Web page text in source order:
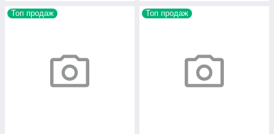
Топ продаж Топ продаж